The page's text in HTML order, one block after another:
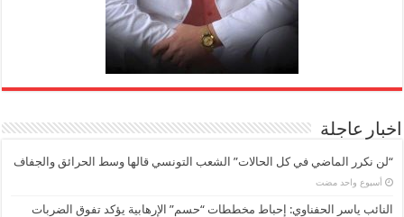
اخبار عاجلة
“لن نكرر الماضي في كل الحالات” الشعب التونسي قالها وسط الحرائق والجفاف
‏أسبوع واحد مضت
النائب ياسر الحفناوي: إحباط مخططات “حسم” الإرهابية يؤكد تفوق الضربات